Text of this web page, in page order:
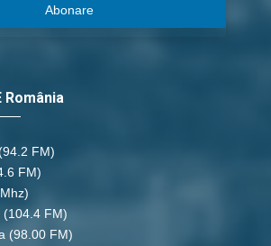
Abonare
România
FM)
FM)
(104.4 FM)
(98.00 FM)